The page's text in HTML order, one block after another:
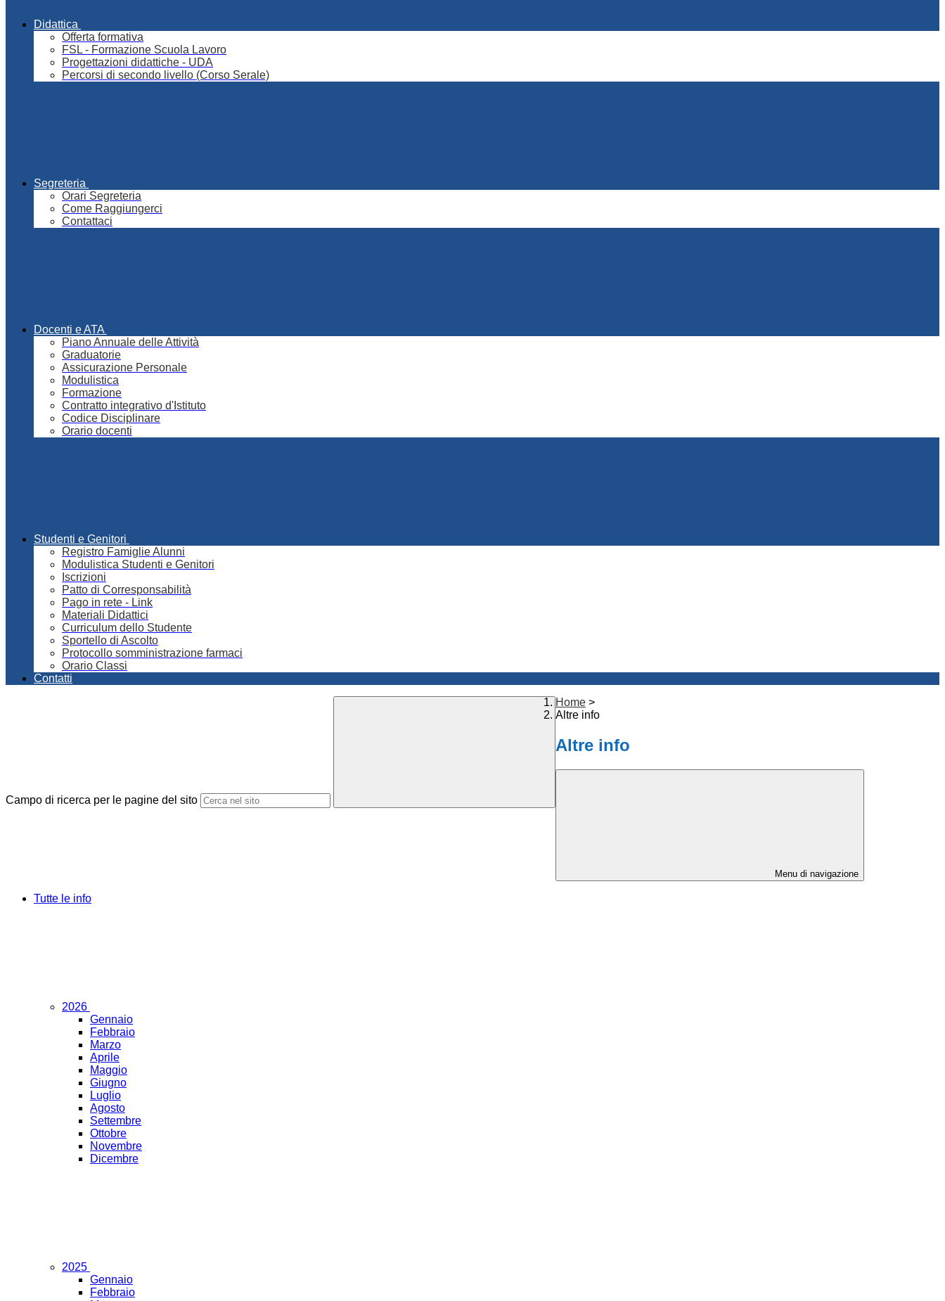
Didattica
Offerta formativa
FSL - Formazione Scuola Lavoro
Progettazioni didattiche - UDA
Percorsi di secondo livello (Corso Serale)
Segreteria
Orari Segreteria
Come Raggiungerci
Contattaci
Docenti e ATA
Piano Annuale delle Attività
Graduatorie
Assicurazione Personale
Modulistica
Formazione
Contratto integrativo d'Istituto
Codice Disciplinare
Orario docenti
Studenti e Genitori
Registro Famiglie Alunni
Modulistica Studenti e Genitori
Iscrizioni
Patto di Corresponsabilità
Pago in rete - Link
Materiali Didattici
Curriculum dello Studente
Sportello di Ascolto
Protocollo somministrazione farmaci
Orario Classi
Contatti
Campo di ricerca per le pagine del sito
Home >
Altre info
Altre info
Menu di navigazione
Tutte le info
2026
Gennaio
Febbraio
Marzo
Aprile
Maggio
Giugno
Luglio
Agosto
Settembre
Ottobre
Novembre
Dicembre
2025
Gennaio
Febbraio